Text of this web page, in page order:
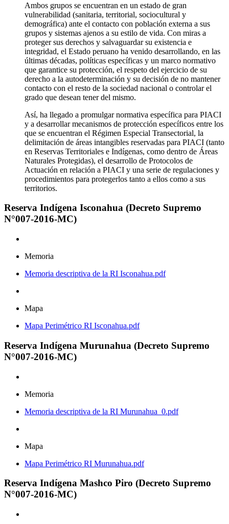
Ambos grupos se encuentran en un estado de gran
vulnerabilidad (sanitaria, territorial, sociocultural y
demográfica) ante el contacto con población externa a sus
grupos y sistemas ajenos a su estilo de vida. Con miras a
proteger sus derechos y salvaguardar su existencia e
integridad, el Estado peruano ha venido desarrollando, en las
últimas décadas, políticas específicas y un marco normativo
que garantice su protección, el respeto del ejercicio de su
derecho a la autodeterminación y su decisión de no mantener
contacto con el resto de la sociedad nacional o controlar el
grado que desean tener del mismo.
Así, ha llegado a promulgar normativa específica para PIACI
y a desarrollar mecanismos de protección específicos entre los
que se encuentran el Régimen Especial Transectorial, la
delimitación de áreas intangibles reservadas para PIACI (tanto
en Reservas Territoriales e Indígenas, como dentro de Áreas
Naturales Protegidas), el desarrollo de Protocolos de
Actuación en relación a PIACI y una serie de regulaciones y
procedimientos para protegerlos tanto a ellos como a sus
territorios.
Reserva Indígena Isconahua (Decreto Supremo
N°007-2016-MC)
Memoria
Memoria descriptiva de la RI Isconahua.pdf
Mapa
Mapa Perimétrico RI Isconahua.pdf
Reserva Indígena Murunahua (Decreto Supremo
N°007-2016-MC)
Memoria
Memoria descriptiva de la RI Murunahua_0.pdf
Mapa
Mapa Perimétrico RI Murunahua.pdf
Reserva Indígena Mashco Piro (Decreto Supremo
N°007-2016-MC)